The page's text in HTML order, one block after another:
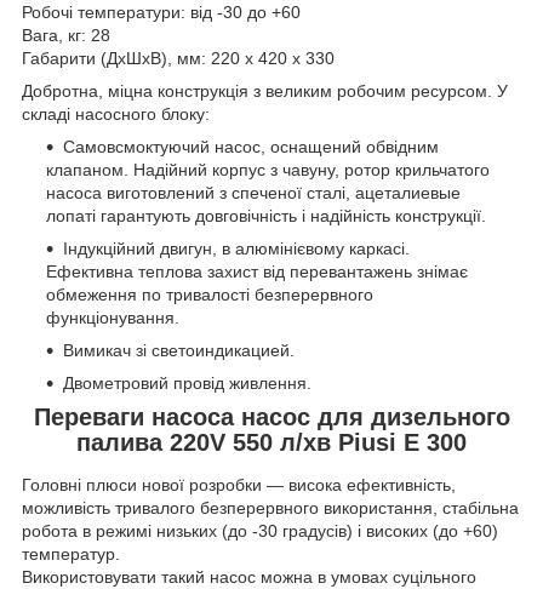
Робочі температури: від -30 до +60
Вага, кг: 28
Габарити (ДхШхВ), мм: 220 x 420 x 330
Добротна, міцна конструкція з великим робочим ресурсом. У
складі насосного блоку:
Самовсмоктуючий насос, оснащений обвідним
клапаном. Надійний корпус з чавуну, ротор крильчатого
насоса виготовлений з спеченої сталі, ацеталиевые
лопаті гарантують довговічність і надійність конструкції.
Індукційний двигун, в алюмінієвому каркасі.
Ефективна теплова захист від перевантажень знімає
обмеження по тривалості безперервного
функціонування.
Вимикач зі светоиндикацией.
Двометровий провід живлення.
Переваги насоса насос для дизельного
палива 220V 550 л/хв Piusi E 300
Головні плюси нової розробки — висока ефективність,
можливість тривалого безперервного використання, стабільна
робота в режимі низьких (до -30 градусів) і високих (до +60)
температур.
Використовувати такий насос можна в умовах суцільного